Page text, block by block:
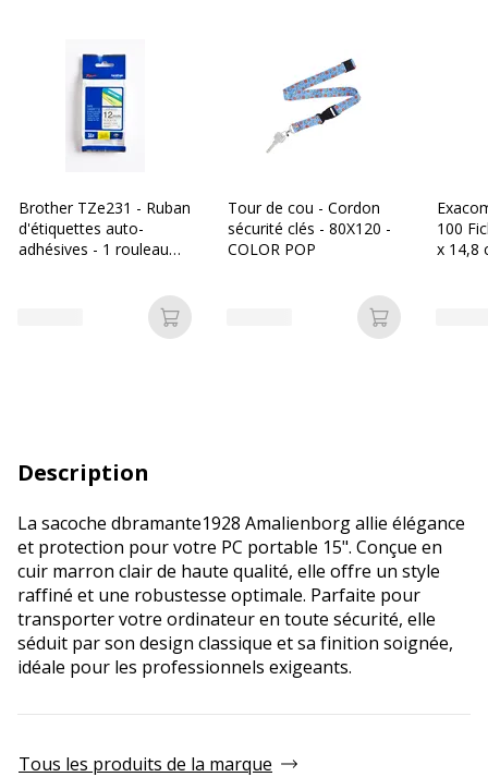
Brother TZe231 - Ruban
d'étiquettes auto-
adhésives - 1 rouleau
Ajouter au panier
Tour de cou - Cordon
sécurité clés - 80X120 -
COLOR POP
Ajouter au
100
x 14,8
Description
La sacoche dbramante1928 Amalienborg allie élégance
et protection pour votre PC portable 15". Conçue en
cuir marron clair de haute qualité, elle offre un style
raffiné et une robustesse optimale. Parfaite pour
transporter votre ordinateur en toute sécurité, elle
séduit par son design classique et sa finition soignée,
idéale pour les professionnels exigeants.
Tous les produits de la marque